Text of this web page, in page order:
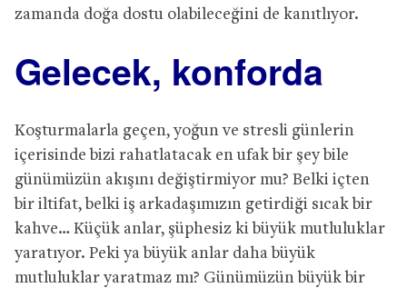
zamanda doğa dostu olabileceğini de kanıtlıyor.
Gelecek, konforda
Koşturmalarla geçen, yoğun ve stresli günlerin
içerisinde bizi rahatlatacak en ufak bir şey bile
günümüzün akışını değiştirmiyor mu? Belki içten
bir iltifat, belki iş arkadaşımızın getirdiği sıcak bir
kahve… Küçük anlar, şüphesiz ki büyük mutluluklar
yaratıyor. Peki ya büyük anlar daha büyük
mutluluklar yaratmaz mı? Günümüzün büyük bir